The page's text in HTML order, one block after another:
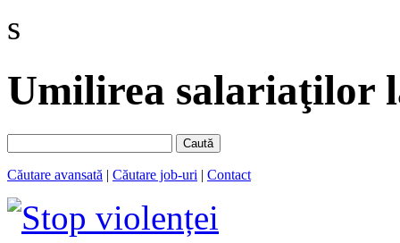
s
Umilirea salariaţilor
Caută
Căutare avansată | Căutare job-uri | Contact